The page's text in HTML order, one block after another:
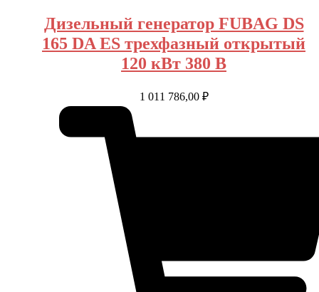
Дизельный генератор FUBAG DS
165 DA ES трехфазный открытый
120 кВт 380 В
1 011 786,00 ₽